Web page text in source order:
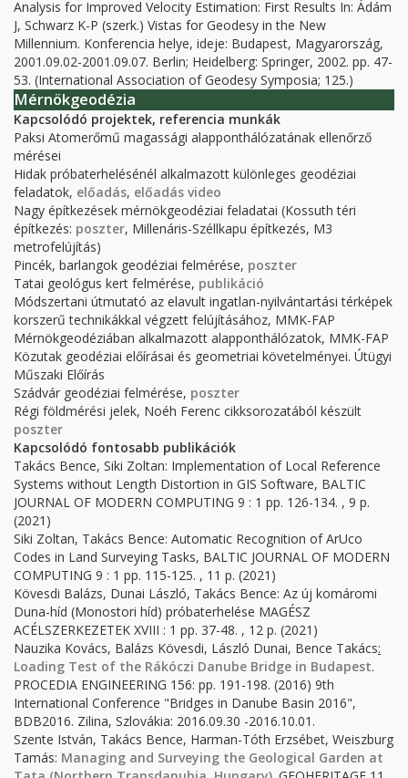
Analysis for Improved Velocity Estimation: First Results In: Ádám
J, Schwarz K-P (szerk.) Vistas for Geodesy in the New
Millennium. Konferencia helye, ideje: Budapest, Magyarország,
2001.09.02-2001.09.07. Berlin; Heidelberg: Springer, 2002. pp. 47-
53. (International Association of Geodesy Symposia; 125.)
Mérnökgeodézia
Kapcsolódó projektek, referencia munkák
Paksi Atomerőmű magassági alapponthálózatának ellenőrző
mérései
Hidak próbaterhelésénél alkalmazott különleges geodéziai
feladatok, előadás, előadás video
Nagy építkezések mérnökgeodéziai feladatai (Kossuth téri
építkezés: poszter, Millenáris-Széllkapu építkezés, M3
metrofelújítás)
Pincék, barlangok geodéziai felmérése, poszter
Tatai geológus kert felmérése, publikáció
Módszertani útmutató az elavult ingatlan-nyilvántartási térképek
korszerű technikákkal végzett felújításához, MMK-FAP
Mérnökgeodéziában alkalmazott alapponthálózatok, MMK-FAP
Közutak geodéziai előírásai és geometriai követelményei. Útügyi
Műszaki Előírás
Szádvár geodéziai felmérése, poszter
Régi földmérési jelek, Noéh Ferenc cikksorozatából készült
poszter
Kapcsolódó fontosabb publikációk
Takács Bence, Siki Zoltan: Implementation of Local Reference
Systems without Length Distortion in GIS Software, BALTIC
JOURNAL OF MODERN COMPUTING 9 : 1 pp. 126-134. , 9 p.
(2021)
Siki Zoltan, Takács Bence: Automatic Recognition of ArUco
Codes in Land Surveying Tasks, BALTIC JOURNAL OF MODERN
COMPUTING 9 : 1 pp. 115-125. , 11 p. (2021)
Kövesdi Balázs, Dunai László, Takács Bence: Az új komáromi
Duna-híd (Monostori híd) próbaterhelése MAGÉSZ
ACÉLSZERKEZETEK XVIII : 1 pp. 37-48. , 12 p. (2021)
Nauzika Kovács, Balázs Kövesdi, László Dunai, Bence Takács:
Loading Test of the Rákóczi Danube Bridge in Budapest.
PROCEDIA ENGINEERING 156: pp. 191-198. (2016) 9th
International Conference "Bridges in Danube Basin 2016",
BDB2016. Zilina, Szlovákia: 2016.09.30 -2016.10.01.
Szente István, Takács Bence, Harman-Tóth Erzsébet, Weiszburg
Tamás: Managing and Surveying the Geological Garden at